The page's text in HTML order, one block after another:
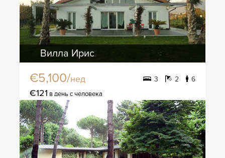
Вилла Ирис
€5,100/нед 3 2 6
€121 в день с человека